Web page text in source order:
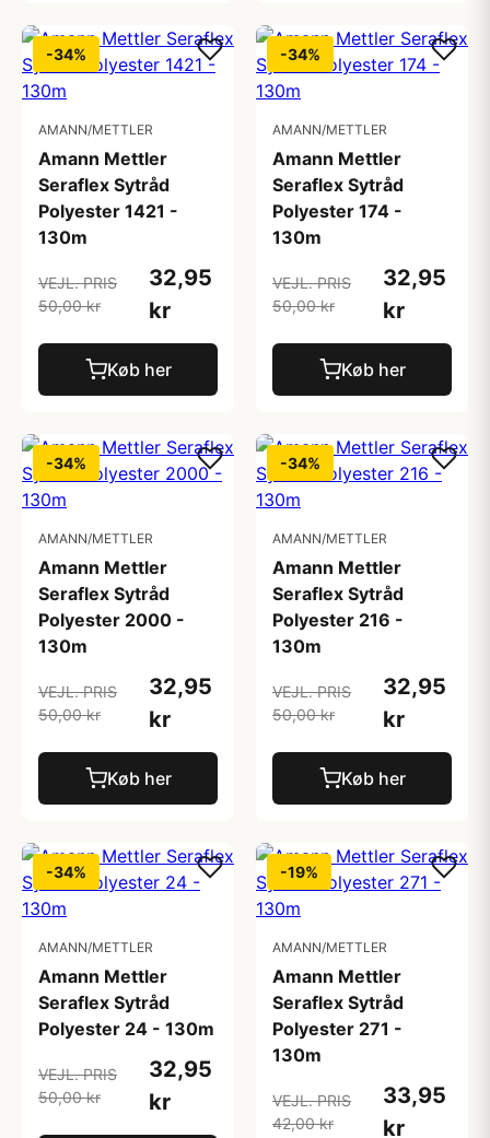
-34%
AMANN/METTLER
Amann Mettler
Seraflex Sytråd
Polyester 1421 -
130m
VEJL. PRIS
50,00 kr
32,95
kr
Køb her
-34%
AMANN/METTLER
Amann Mettler
Seraflex Sytråd
Polyester 174 -
130m
VEJL. PRIS
50,00 kr
32,95
kr
Køb her
-34%
AMANN/METTLER
Amann Mettler
Seraflex Sytråd
Polyester 2000 -
130m
VEJL. PRIS
50,00 kr
32,95
kr
Køb her
-34%
AMANN/METTLER
Amann Mettler
Seraflex Sytråd
Polyester 216 -
130m
VEJL. PRIS
50,00 kr
32,95
kr
Køb her
-34%
AMANN/METTLER
Amann Mettler
Seraflex Sytråd
Polyester 24 - 130m
VEJL. PRIS
50,00 kr
32,95
kr
-19%
AMANN/METTLER
Amann Mettler
Seraflex Sytråd
Polyester 271 -
130m
VEJL. PRIS
42,00 kr
33,95
kr